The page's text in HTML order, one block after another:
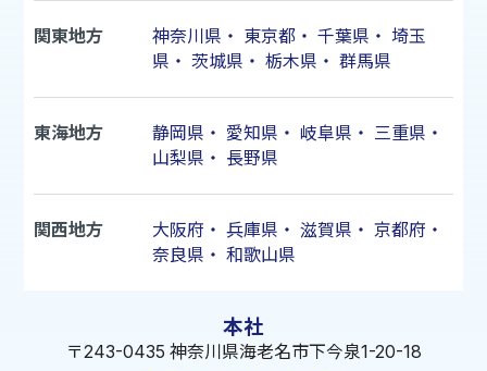
関東地方 神奈川県 ・ 東京都・ 千葉県 ・ 埼玉
県 ・ 茨城県 ・ 栃木県 ・ 群馬県
東海地方 静岡県 ・ 愛知県 ・ 岐阜県 ・ 三重県 ・
山梨県 ・ 長野県
関西地方 大阪府 ・ 兵庫県 ・ 滋賀県 ・ 京都府 ・
奈良県 ・ 和歌山県
本社
〒243-0435 神奈川県海老名市下今泉1-20-18